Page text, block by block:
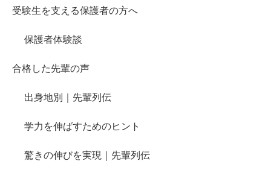
受験生を支える保護者の方へ
保護者体験談
合格した先輩の声
出身地別｜先輩列伝
学力を伸ばすためのヒント
驚きの伸びを実現｜先輩列伝